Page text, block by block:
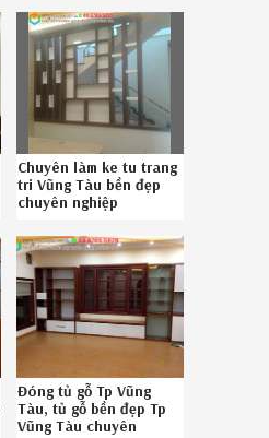
Chuyên làm ke tu trang
tri Vũng Tàu bền đẹp
chuyên nghiệp
Đóng tủ gỗ Tp Vũng
Tàu, tủ gỗ bền đẹp Tp
Vũng Tàu chuyên